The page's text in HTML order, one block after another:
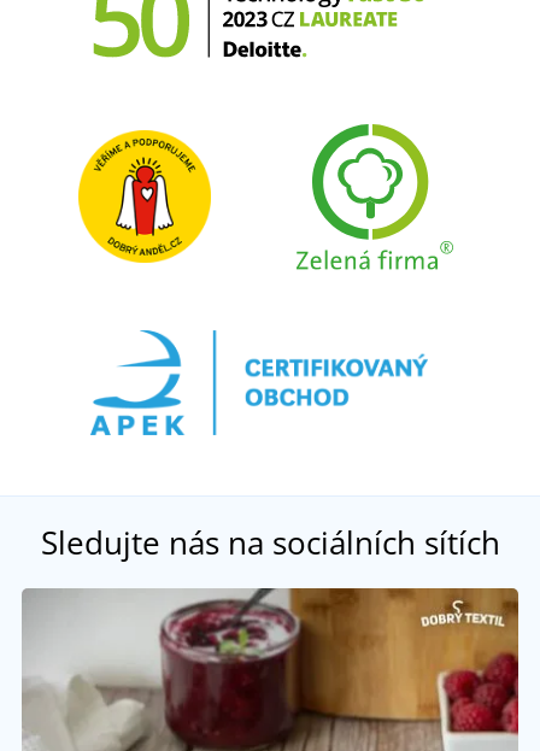
Sledujte nás na sociálních sítích